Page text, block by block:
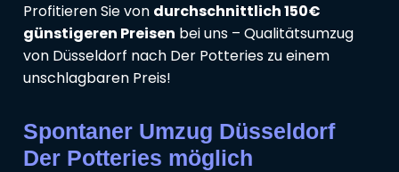
Profitieren Sie von durchschnittlich 150€
günstigeren Preisen bei uns – Qualitätsumzug
von Düsseldorf nach Der Potteries zu einem
unschlagbaren Preis!
Spontaner Umzug Düsseldorf
Der Potteries möglich